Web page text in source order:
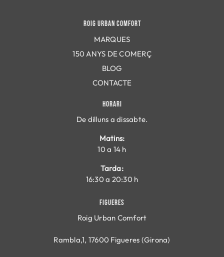
ROIG URBAN COMFORT
MARQUES
150 ANYS DE COMERÇ
BLOG
CONTACTE
HORARI
De dilluns a dissabte.
Matins:
10 a 14 h
Tarda:
16:30 a 20:30 h
FIGUERES
Roig Urban Comfort
Rambla,1, 17600 Figueres (Girona)